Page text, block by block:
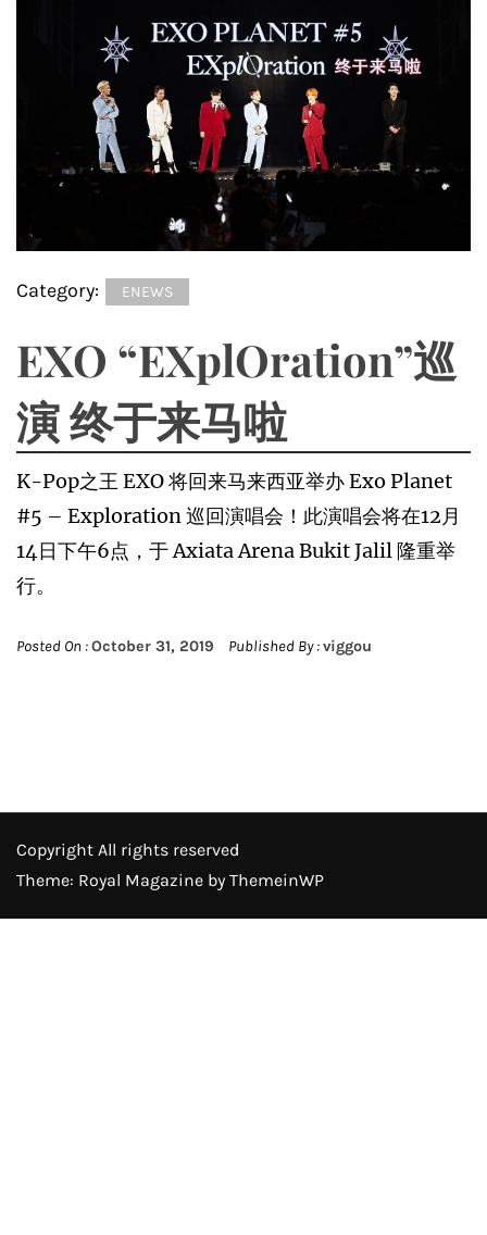
Category: ENEWS
EXO “EXplOration”巡
演 终于来马啦
K-Pop之王 EXO 将回来马来西亚举办 Exo Planet
#5 – Exploration 巡回演唱会！此演唱会将在12月
14日下午6点，于 Axiata Arena Bukit Jalil 隆重举
行。
Posted On :October 31, 2019 Published By :viggou
Copyright All rights reserved
Theme: Royal Magazine by ThemeinWP